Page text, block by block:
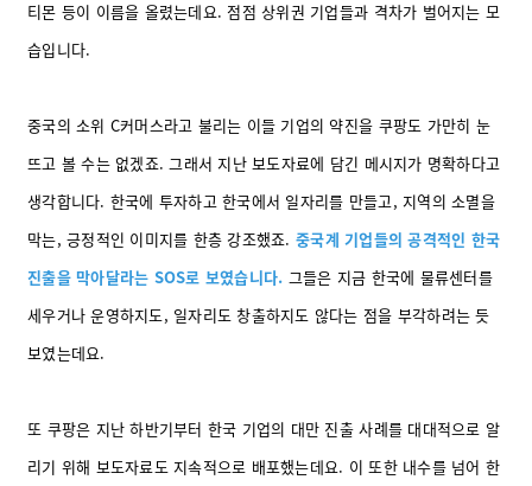
티몬 등이 이름을 올렸는데요. 점점 상위권 기업들과 격차가 벌어지는 모
습입니다.
중국의 소위 C커머스라고 불리는 이들 기업의 약진을 쿠팡도 가만히 눈
뜨고 볼 수는 없겠죠. 그래서 지난 보도자료에 담긴 메시지가 명확하다고
생각합니다. 한국에 투자하고 한국에서 일자리를 만들고, 지역의 소멸을
막는, 긍정적인 이미지를 한층 강조했죠. 중국계 기업들의 공격적인 한국
진출을 막아달라는 SOS로 보였습니다. 그들은 지금 한국에 물류센터를
세우거나 운영하지도, 일자리도 창출하지도 않다는 점을 부각하려는 듯
보였는데요.
또 쿠팡은 지난 하반기부터 한국 기업의 대만 진출 사례를 대대적으로 알
리기 위해 보도자료도 지속적으로 배포했는데요. 이 또한 내수를 넘어 한